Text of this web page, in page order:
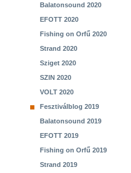
Balatonsound 2020
EFOTT 2020
Fishing on Orfű 2020
Strand 2020
Sziget 2020
SZIN 2020
VOLT 2020
Fesztiválblog 2019
Balatonsound 2019
EFOTT 2019
Fishing on Orfű 2019
Strand 2019